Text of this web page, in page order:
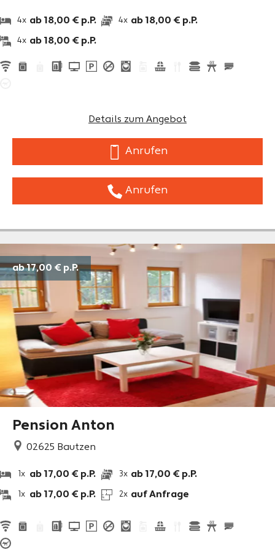
4x ab 18,00 € p.P.
4x ab 18,00 € p.P.
4x ab 18,00 € p.P.
Details zum Angebot
Anrufen
Anrufen
Pension Anton
02625 Bautzen
1x ab 17,00 € p.P.
1x ab 17,00 € p.P.
3x ab 17,00 € p.P.
2x auf Anfrage
ab 17,00 € p.P.